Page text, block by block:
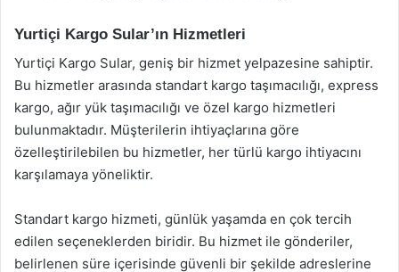
Yurtiçi Kargo Sular’ın Hizmetleri
Yurtiçi Kargo Sular, geniş bir hizmet yelpazesine sahiptir.
Bu hizmetler arasında standart kargo taşımacılığı, express
kargo, ağır yük taşımacılığı ve özel kargo hizmetleri
bulunmaktadır. Müşterilerin ihtiyaçlarına göre
özelleştirilebilen bu hizmetler, her türlü kargo ihtiyacını
karşılamaya yöneliktir.
Standart kargo hizmeti, günlük yaşamda en çok tercih
edilen seçeneklerden biridir. Bu hizmet ile gönderiler,
belirlenen süre içerisinde güvenli bir şekilde adreslerine